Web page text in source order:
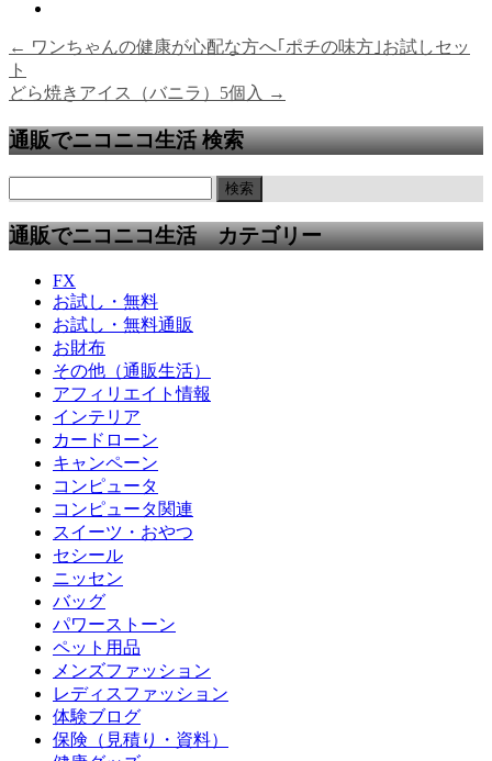
← ワンちゃんの健康が心配な方へ｢ポチの味方｣お試しセッ
ト
どら焼きアイス（バニラ）5個入 →
通販でニコニコ生活 検索
通販でニコニコ生活 カテゴリー
FX
お試し・無料
お試し・無料通販
お財布
その他（通販生活）
アフィリエイト情報
インテリア
カードローン
キャンペーン
コンピュータ
コンピュータ関連
スイーツ・おやつ
セシール
ニッセン
バッグ
パワーストーン
ペット用品
メンズファッション
レディスファッション
体験ブログ
保険（見積り・資料）